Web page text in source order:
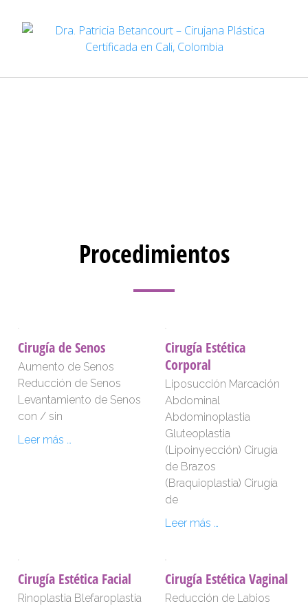
Procedimientos
Cirugía de Senos
Aumento de Senos
Reducción de Senos
Levantamiento de Senos
con / sin
Leer más …
Cirugía Estética
Corporal
Liposucción Marcación
Abdominal
Abdominoplastia
Gluteoplastia
(Lipoinyección) Cirugía
de Brazos
(Braquioplastia) Cirugía
de
Leer más …
Cirugía Estética Facial
Rinoplastia Blefaroplastia
Cirugía Estética Vaginal
Reducción de Labios